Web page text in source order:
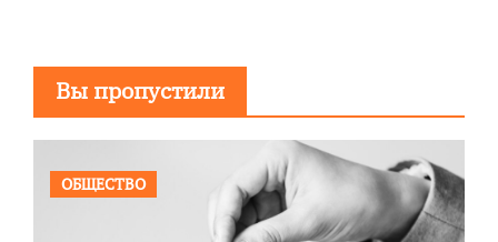
Вы пропустили
ОБЩЕСТВО